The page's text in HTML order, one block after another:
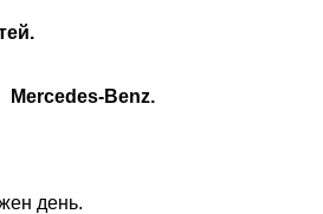
Benz.
день.